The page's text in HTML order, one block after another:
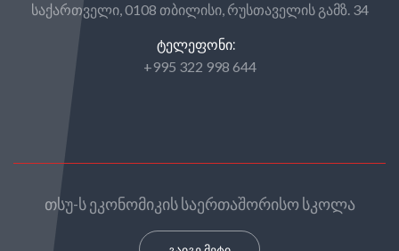
საქართველი, 0108 თბილისი, რუსთაველის გამზ. 34
ᲢᲔᲚᲔᲤᲝᲜᲘ:
+995 322 998 644
თსუ-ს ეკონომიკის საერთაშორისო სკოლა